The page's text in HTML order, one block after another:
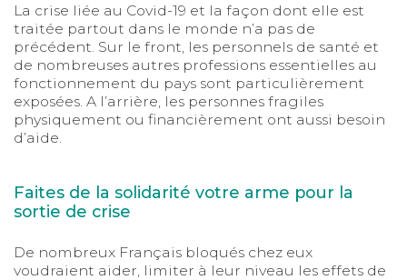
La crise liée au Covid-19 et la façon dont elle est
traitée partout dans le monde n’a pas de
précédent. Sur le front, les personnels de santé et
de nombreuses autres professions essentielles au
fonctionnement du pays sont particulièrement
exposées. A l’arrière, les personnes fragiles
physiquement ou financièrement ont aussi besoin
d’aide.
Faites de la solidarité votre arme pour la
sortie de crise
De nombreux Français bloqués chez eux
voudraient aider, limiter à leur niveau les effets de